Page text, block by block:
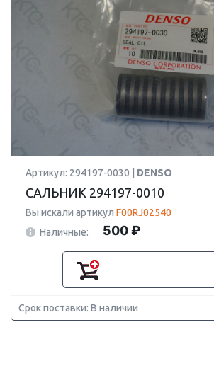
Артикул: 294197-0030 | DENSO
САЛЬНИК 294197-0010
Вы искали артикул F00RJ02540
Наличные:
500 ₽
Срок поставки: В наличии